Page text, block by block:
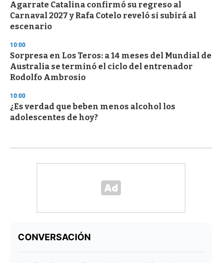
Agarrate Catalina confirmó su regreso al
Carnaval 2027 y Rafa Cotelo reveló si subirá al
escenario
10:00
Sorpresa en Los Teros: a 14 meses del Mundial de
Australia se terminó el ciclo del entrenador
Rodolfo Ambrosio
10:00
¿Es verdad que beben menos alcohol los
adolescentes de hoy?